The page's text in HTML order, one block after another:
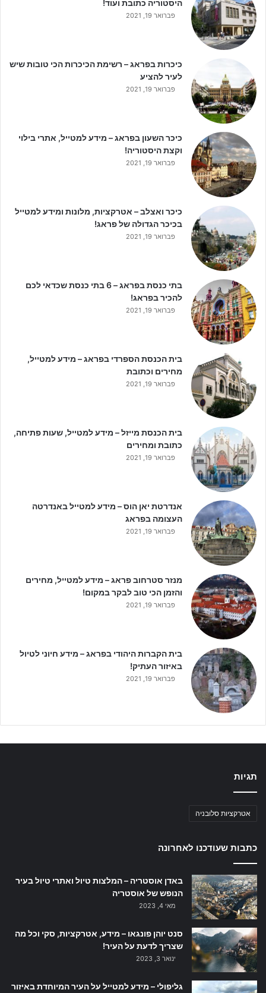
היסטוריה כתובת ועוד!
פברואר 19, 2021
כיכרות בפראג – רשימת הכיכרות הכי טובות שיש
לעיר להציע
פברואר 19, 2021
כיכר השעון בפראג – מידע למטייל, אתרי בילוי
וקצת היסטוריה!
פברואר 19, 2021
כיכר ואצלב – אטרקציות, מלונות ומידע למטייל
בכיכר הגדולה של פראג!
פברואר 19, 2021
בתי כנסת בפראג – 6 בתי כנסת שכדאי לכם
להכיר בפראג!
פברואר 19, 2021
בית הכנסת הספרדי בפראג – מידע למטייל,
מחירים וכתובת
פברואר 19, 2021
בית הכנסת מייזל – מידע למטייל, שעות פתיחה,
כתובת ומחירים
פברואר 19, 2021
אנדרטת יאן הוס – מידע למטייל באנדרטה
העצומה בפראג
פברואר 19, 2021
מנזר סטרחוב פראג – מידע למטייל, מחירים
והזמן הכי טוב לבקר במקום!
פברואר 19, 2021
בית הקברות היהודי בפראג – מידע חיוני לטיול
באיזור העתיק!
פברואר 19, 2021
תגיות
אטרקציות סלובניה
כתבות שעודכנו לאחרונה
באדן אוסטריה – המלצות טיול ואתרי טיול בעיר
הנופש של אוסטריה
מאי 4, 2023
סנט יוהן פונגאו – מידע, אטרקציות, סקי וכל מה
שצריך לדעת על העיר!
ינואר 3, 2023
גליפולי – מידע למטייל על העיר המיוחדת באיזור